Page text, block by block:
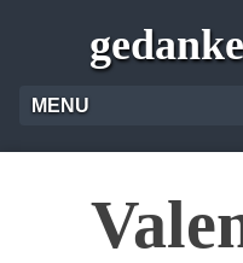
MENU